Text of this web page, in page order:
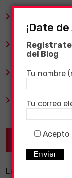
TV y Series
Videojuegos
Virales
Recent
La importancia
¡Date
Registrate
del Blog
Tu nombre
Tu correo
Acepto